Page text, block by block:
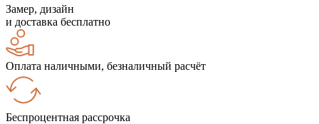
Замер, дизайн
и доставка бесплатно
Оплата наличными, безналичный расчёт
Беспроцентная рассрочка